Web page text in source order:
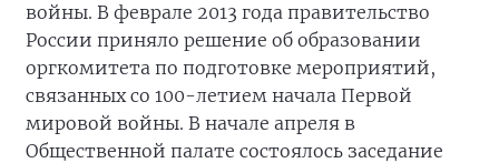
войны. В феврале 2013 года правительство
России приняло решение об образовании
оргкомитета по подготовке мероприятий,
связанных со 100-летием начала Первой
мировой войны. В начале апреля в
Общественной палате состоялось заседание